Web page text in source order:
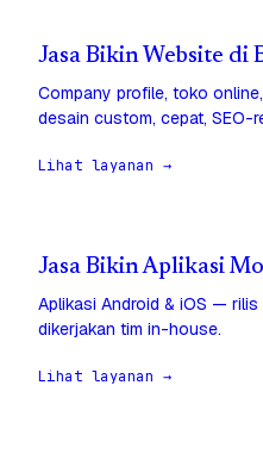
Jasa Bikin Website di
Company profile, toko
desain custom, cepat, SEO-
Lihat layanan →
Jasa Bikin Aplikasi
Aplikasi Android & iOS —
dikerjakan tim in-house.
Lihat layanan →